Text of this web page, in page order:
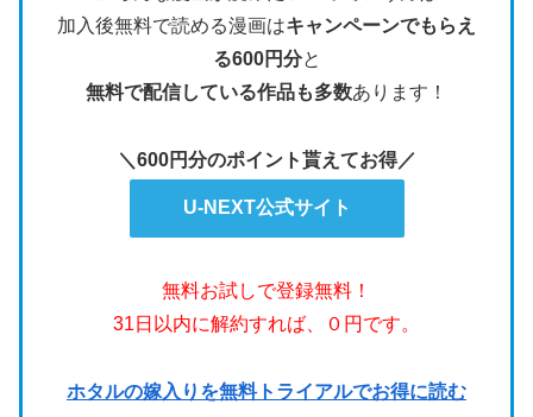
加入後無料で読める漫画はキャンペーンでもらえ
る600円分と
無料で配信している作品も多数あります！
＼600円分のポイント貰えてお得／
U-NEXT公式サイト
無料お試しで登録無料！
31日以内に解約すれば、０円です。
ホタルの嫁入りを無料トライアルでお得に読む